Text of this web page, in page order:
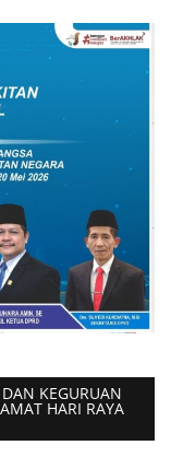
KEGURUAN
HARI RAYA